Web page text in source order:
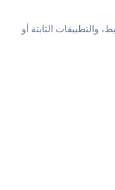
والتطبيقات الثابتة أو